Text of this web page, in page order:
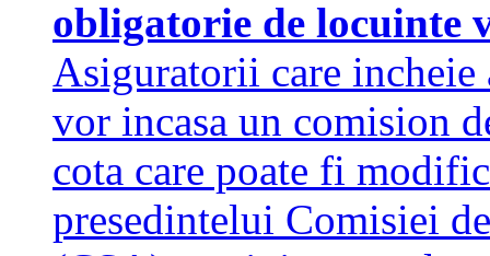
obligatorie de locuinte
Asiguratorii care
vor incasa un comision
cota care poate fi
presedintelui Comisiei